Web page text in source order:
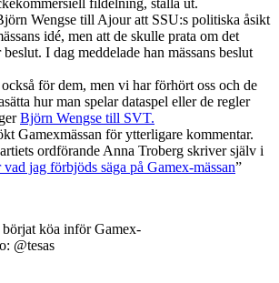
Wengse till Ajour att SSU:s politiska åsikt
idé, men att de skulle prata om det
I dag meddelade han mässans beslut
för dem, men vi har förhört oss och de
hur man spelar dataspel eller de regler
Björn Wengse till SVT.
Gamexmässan för ytterligare kommentar.
ordförande Anna Troberg skriver själv i
vad jag förbjöds säga på Gamex-mässan”
börjat köa inför Gamex-
@tesas